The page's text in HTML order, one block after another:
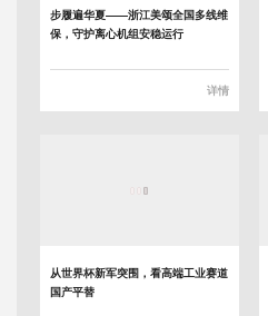
步履遍华夏——浙江美颂全国多线维
保，守护离心机组安稳运行
详情
从世界杯新军突围，看高端工业赛道
国产平替